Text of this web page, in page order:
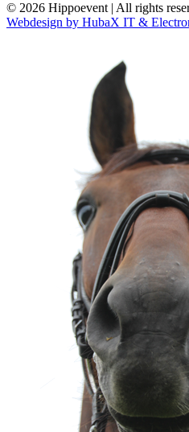
© 2026 Hippoevent | All rights
Webdesign by HubaX IT &